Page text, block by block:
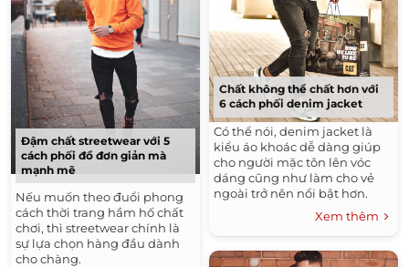
Đậm chất streetwear với 5
cách phối đồ đơn giản mà
mạnh mẽ
Nếu muốn theo đuổi phong
cách thời trang hầm hố chất
chơi, thì streetwear chính là
sự lựa chọn hàng đầu dành
cho chàng.
Chất không thể chất hơn với
6 cách phối denim jacket
Có thể nói, denim jacket là
kiểu áo khoác dễ dàng giúp
cho người mặc tôn lên vóc
dáng cũng như làm cho vẻ
ngoài trở nên nổi bật hơn.
Xem thêm